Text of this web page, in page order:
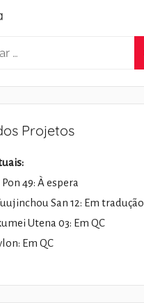
Projetos
49: À espera
San 12: Em tradução
Utena 03: Em QC
Em QC